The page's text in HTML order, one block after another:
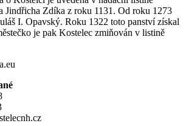
Jindřicha Zdíka z roku 1131. Od roku 1273
I. Opavský. Roku 1322 toto panství získal
je pak Kostelec zmiňován v listině